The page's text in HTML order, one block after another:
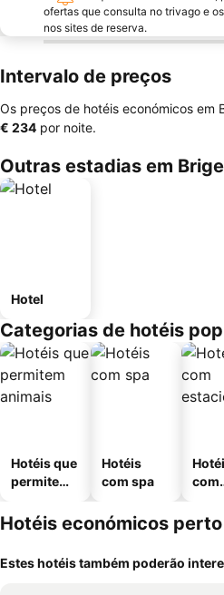
ofertas que consulta no trivago e
nos sites de reserva.
Intervalo de preços
Os preços de hotéis económicos em
‎€ 234 por noite.
Outras estadias em
Hotel
Categorias de hotéis
Hotéis que
permitem
Hotéis
com spa
com
Hotéis económicos
Estes hotéis também poderão